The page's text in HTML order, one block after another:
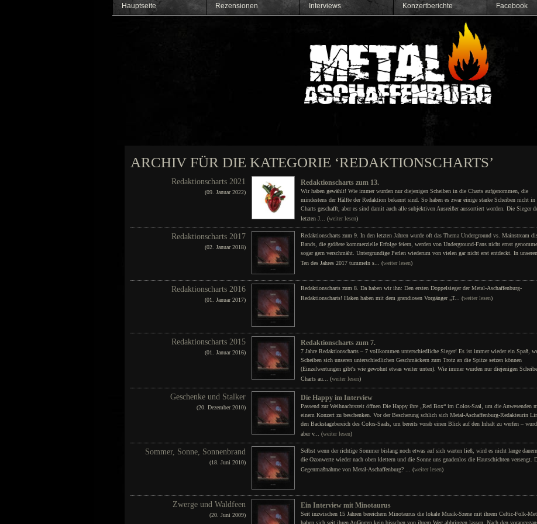
Hauptseite Rezensionen Interviews Konzertberichte Facebook
ARCHIV FÜR DIE KATEGORIE ‘REDAKTIONSCHARTS’
Redaktionscharts 2021
(09. Januar 2022)
Redaktionscharts zum 13.
Wir haben gewählt! Wie immer wurden nur diejenigen Scheiben in die Charts aufgenommen, die
mindestens der Hälfte der Redaktion bekannt sind. So haben es zwar einige starke Scheiben nicht in
Charts geschafft, aber es sind damit auch alle subjektiven Ausreißer aussortiert worden. Die Sieger
letzten J... (weiter lesen)
Redaktionscharts 2017
(02. Januar 2018)
Redaktionscharts zum 9. In den letzten Jahren wurde oft das Thema Underground vs. Mainstream
Bands, die größere kommerzielle Erfolge feiern, werden von Underground-Fans nicht ernst
sogar gern verschmäht. Untergrundige Perlen wiederum von vielen gar nicht erst entdeckt. In
Ten des Jahres 2017 tummeln s... (weiter lesen)
Redaktionscharts 2016
(01. Januar 2017)
Redaktionscharts zum 8. Da haben wir ihn: Den ersten Doppelsieger der Metal-Aschaffenburg-
Redaktionscharts! Haken haben mit dem grandiosen Vorgänger „T... (weiter lesen)
Redaktionscharts 2015
(01. Januar 2016)
Redaktionscharts zum 7.
7 Jahre Redaktionscharts – 7 vollkommen unterschiedliche Sieger! Es ist immer wieder ein Spaß,
Scheiben sich unseren unterschiedlichen Geschmäckern zum Trotz an die Spitze setzen können
(Einzelwertungen gibt's wie gewohnt etwas weiter unten). Wie immer wurden nur diejenigen
Charts au... (weiter lesen)
Geschenke und Stalker
(20. Dezember 2010)
Die Happy im Interview
Passend zur Weihnachtszeit öffnen Die Happy ihre „Red Box“ im Colos-Saal, um die Anwesenden
einem Konzert zu beschenken. Vor der Bescherung schlich sich Metal-Aschaffenburg-Redakteurin
den Backstagebereich des Colos-Saals, um bereits vorab einen Blick auf den Inhalt zu werfen –
aber v... (weiter lesen)
Sommer, Sonne, Sonnenbrand
(18. Juni 2010)
Selbst wenn der richtige Sommer bislang noch etwas auf sich warten ließ, wird es nicht lange
die Ozonwerte wieder nach oben klettern und die Sonne uns gnadenlos die Hautschichten versengt.
Gegenmaßnahme von Metal-Aschaffenburg? ... (weiter lesen)
Zwerge und Waldfeen
(20. Juni 2009)
Ein Interview mit Minotaurus
Seit inzwischen 15 Jahren bereichern Minotaurus die lokale Musik-Szene mit ihrem Celtic-Folk-
haben sich seit ihren Anfängen kein bisschen von ihrem Weg abbringen lassen. Nach den